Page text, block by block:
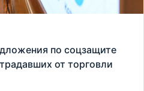
по соцзащите
от торговли